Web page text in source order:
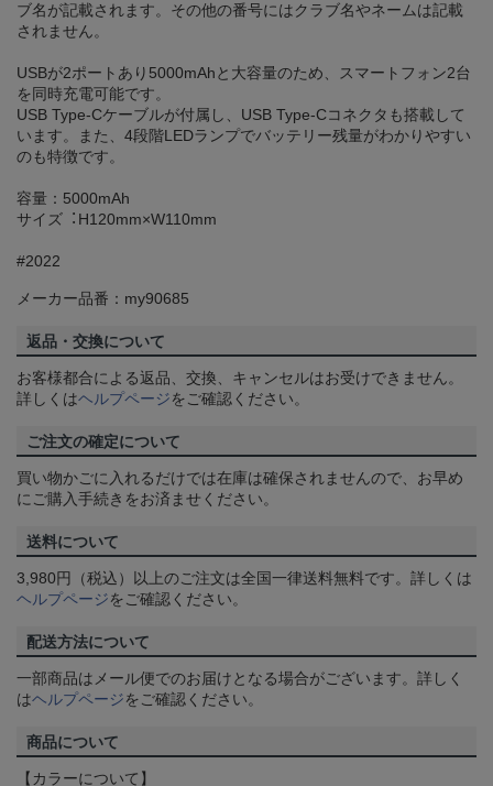
ブ名が記載されます。その他の番号にはクラブ名やネームは記載
されません。
USBが2ポートあり5000mAhと大容量のため、スマートフォン2台
を同時充電可能です。
USB Type-Cケーブルが付属し、USB Type-Cコネクタも搭載して
います。また、4段階LEDランプでバッテリー残量がわかりやすい
のも特徴です。
容量：5000mAh
サイズ︓H120mm×W110mm
#2022
メーカー品番：my90685
返品・交換について
お客様都合による返品、交換、キャンセルはお受けできません。
詳しくはヘルプページをご確認ください。
ご注文の確定について
買い物かごに入れるだけでは在庫は確保されませんので、お早め
にご購入手続きをお済ませください。
送料について
3,980円（税込）以上のご注文は全国一律送料無料です。詳しくは
ヘルプページをご確認ください。
配送方法について
一部商品はメール便でのお届けとなる場合がございます。詳しく
はヘルプページをご確認ください。
商品について
【カラーについて】